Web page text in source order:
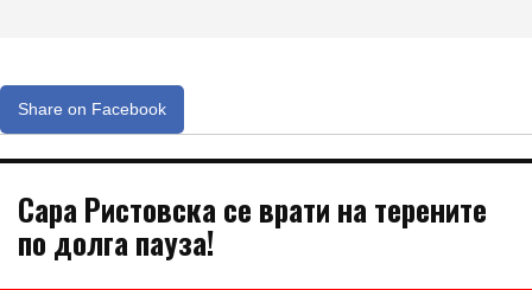
Share on Facebook
Сара Ристовска се врати на терените
по долга пауза!